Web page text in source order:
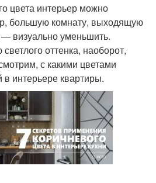
цвета интерьер можно
большую комнату, выходящую
визуально уменьшить.
оттенка, наоборот,
с какими цветами
в интерьере квартиры.